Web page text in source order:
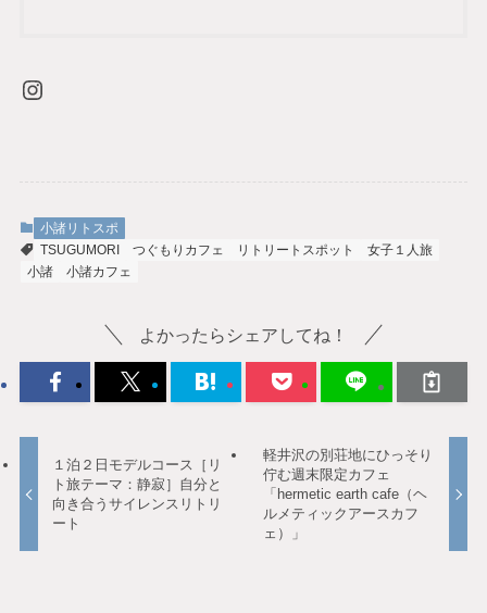
Instagram
小諸リトスポ
TSUGUMORI
つぐもりカフェ リトリートスポット
女子１人旅
小諸
小諸カフェ
よかったらシェアしてね！
１泊２日モデルコース［リ
ト旅テーマ：静寂］自分と
向き合うサイレンスリトリ
ート
軽井沢の別荘地にひっそり
佇む週末限定カフェ
「hermetic earth cafe（ヘ
ルメティックアースカフ
ェ）」